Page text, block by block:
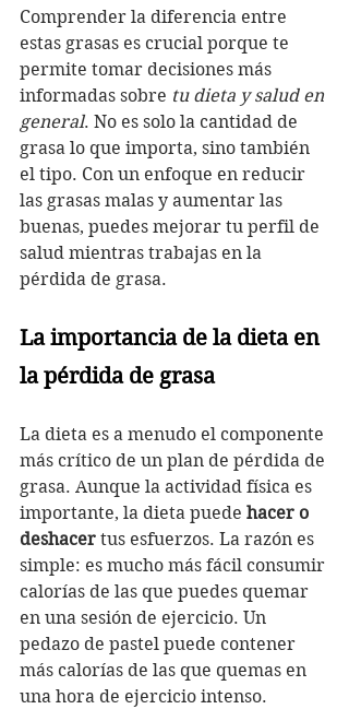
Comprender la diferencia entre
estas grasas es crucial porque te
permite tomar decisiones más
informadas sobre tu dieta y salud en
general. No es solo la cantidad de
grasa lo que importa, sino también
el tipo. Con un enfoque en reducir
las grasas malas y aumentar las
buenas, puedes mejorar tu perfil de
salud mientras trabajas en la
pérdida de grasa.
La importancia de la dieta en
la pérdida de grasa
La dieta es a menudo el componente
más crítico de un plan de pérdida de
grasa. Aunque la actividad física es
importante, la dieta puede hacer o
deshacer tus esfuerzos. La razón es
simple: es mucho más fácil consumir
calorías de las que puedes quemar
en una sesión de ejercicio. Un
pedazo de pastel puede contener
más calorías de las que quemas en
una hora de ejercicio intenso.